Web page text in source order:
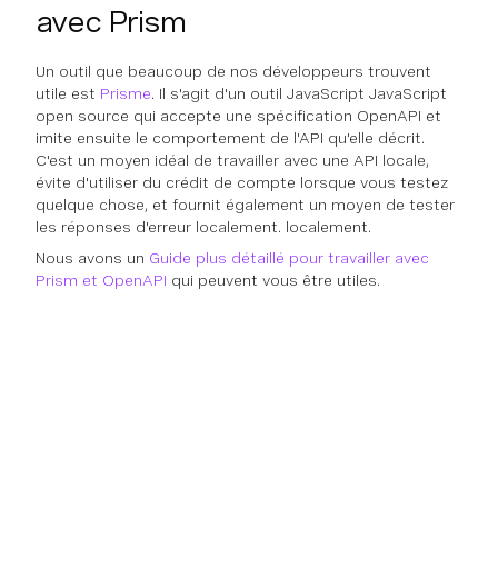
avec Prism
Un outil que beaucoup de nos développeurs trouvent
utile est Prisme. Il s'agit d'un outil JavaScript JavaScript
open source qui accepte une spécification OpenAPI et
imite ensuite le comportement de l'API qu'elle décrit.
C'est un moyen idéal de travailler avec une API locale,
évite d'utiliser du crédit de compte lorsque vous testez
quelque chose, et fournit également un moyen de tester
les réponses d'erreur localement. localement.
Nous avons un Guide plus détaillé pour travailler avec
Prism et OpenAPI qui peuvent vous être utiles.